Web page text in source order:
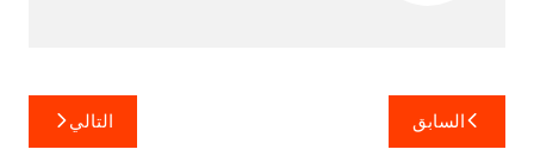
تصفّح
المقالات
السابق التالي